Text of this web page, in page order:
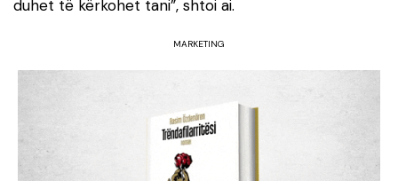
duhet të kërkohet tani”, shtoi ai.
MARKETING